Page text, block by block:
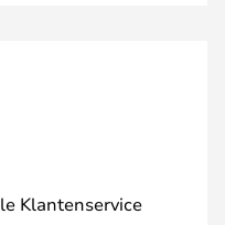
Klantenservice